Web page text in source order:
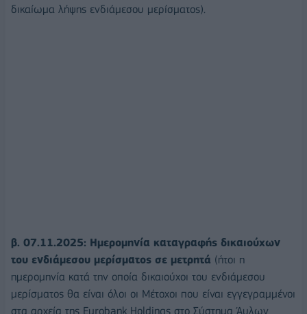
δικαίωμα λήψης ενδιάμεσου μερίσματος).
β. 07.11.2025: Ημερομηνία καταγραφής δικαιούχων
του ενδιάμεσου μερίσματος σε μετρητά (ήτοι η
ημερομηνία κατά την οποία δικαιούχοι του ενδιάμεσου
μερίσματος θα είναι όλοι οι Μέτοχοι που είναι εγγεγραμμένοι
στα αρχεία της Eurobank Holdings στο Σύστημα Άυλων